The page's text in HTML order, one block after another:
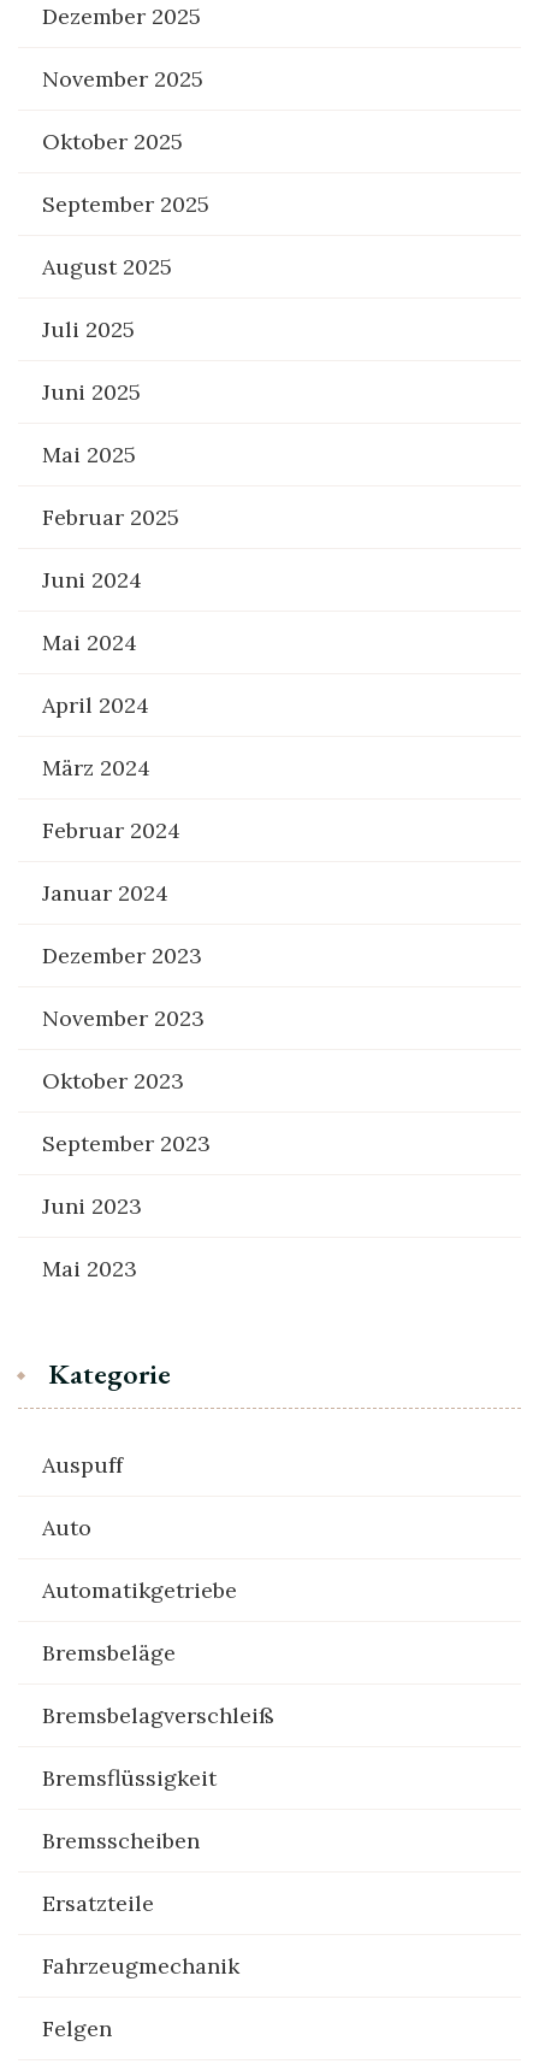
Dezember 2025
November 2025
Oktober 2025
September 2025
August 2025
Juli 2025
Juni 2025
Mai 2025
Februar 2025
Juni 2024
Mai 2024
April 2024
März 2024
Februar 2024
Januar 2024
Dezember 2023
November 2023
Oktober 2023
September 2023
Juni 2023
Mai 2023
Kategorie
Auspuff
Auto
Automatikgetriebe
Bremsbeläge
Bremsbelagverschleiß
Bremsflüssigkeit
Bremsscheiben
Ersatzteile
Fahrzeugmechanik
Felgen